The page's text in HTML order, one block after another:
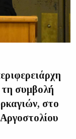
συμβολή
στο